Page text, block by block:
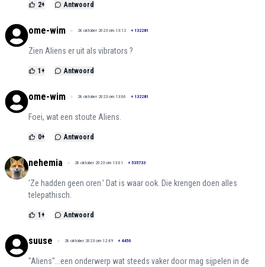
2+ Antwoord
ome-wim 28 oktober 2023 om 13:12 + 132281
Zien Aliens er uit als vibrators ?
1 + Antwoord
ome-wim 28 oktober 2023 om 13:06 + 132281
Foei, wat een stoute Aliens.
0+ Antwoord
nehemia 28 oktober 2023 om 13:01 + 535733
'Ze hadden geen oren.' Dat is waar ook. Die krengen doen alles
telepathisch.
1 + Antwoord
suuse 28 oktober 2023 om 12:49 + 4450
"Aliens"...een onderwerp wat steeds vaker door mag sijpelen in de